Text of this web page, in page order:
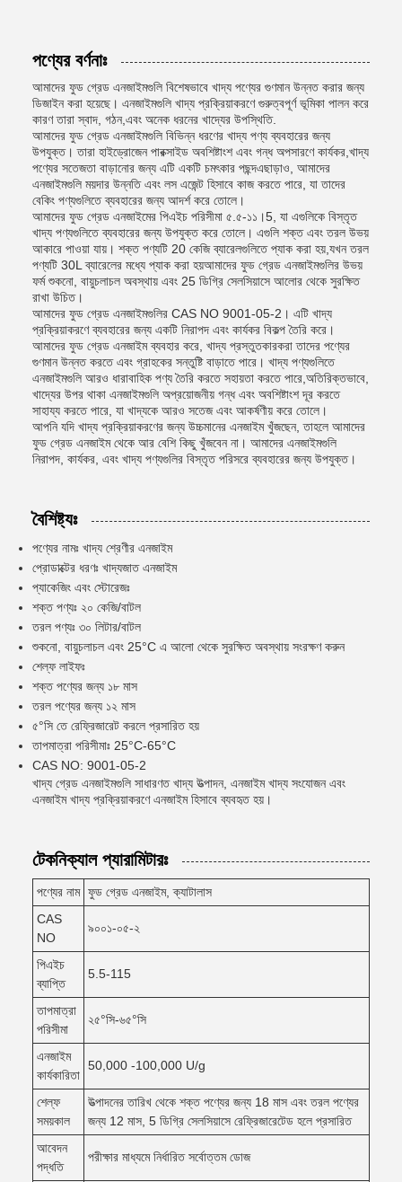
পণ্যের বর্ণনাঃ
আমাদের ফুড গ্রেড এনজাইমগুলি বিশেষভাবে খাদ্য পণ্যের গুণমান উন্নত করার জন্য
ডিজাইন করা হয়েছে। এনজাইমগুলি খাদ্য প্রক্রিয়াকরণে গুরুত্বপূর্ণ ভূমিকা পালন করে
কারণ তারা স্বাদ, গঠন,এবং অনেক ধরনের খাদ্যের উপস্থিতি.
আমাদের ফুড গ্রেড এনজাইমগুলি বিভিন্ন ধরণের খাদ্য পণ্য ব্যবহারের জন্য
উপযুক্ত। তারা হাইড্রোজেন পারক্সাইড অবশিষ্টাংশ এবং গন্ধ অপসারণে কার্যকর,খাদ্য
পণ্যের সতেজতা বাড়ানোর জন্য এটি একটি চমৎকার পছন্দএছাড়াও, আমাদের
এনজাইমগুলি ময়দার উন্নতি এবং লস এজেন্ট হিসাবে কাজ করতে পারে, যা তাদের
বেকিং পণ্যগুলিতে ব্যবহারের জন্য আদর্শ করে তোলে।
আমাদের ফুড গ্রেড এনজাইমের পিএইচ পরিসীমা ৫.৫-১১।5, যা এগুলিকে বিস্তৃত
খাদ্য পণ্যগুলিতে ব্যবহারের জন্য উপযুক্ত করে তোলে। এগুলি শক্ত এবং তরল উভয়
আকারে পাওয়া যায়। শক্ত পণ্যটি 20 কেজি ব্যারেলগুলিতে প্যাক করা হয়,যখন তরল
পণ্যটি 30L ব্যারেলের মধ্যে প্যাক করা হয়আমাদের ফুড গ্রেড এনজাইমগুলির উভয়
ফর্ম শুকনো, বায়ুচলাচল অবস্থায় এবং 25 ডিগ্রি সেলসিয়াসে আলোর থেকে সুরক্ষিত
রাখা উচিত।
আমাদের ফুড গ্রেড এনজাইমগুলির CAS NO 9001-05-2। এটি খাদ্য
প্রক্রিয়াকরণে ব্যবহারের জন্য একটি নিরাপদ এবং কার্যকর বিকল্প তৈরি করে।
আমাদের ফুড গ্রেড এনজাইম ব্যবহার করে, খাদ্য প্রস্তুতকারকরা তাদের পণ্যের
গুণমান উন্নত করতে এবং গ্রাহকের সন্তুষ্টি বাড়াতে পারে। খাদ্য পণ্যগুলিতে
এনজাইমগুলি আরও ধারাবাহিক পণ্য তৈরি করতে সহায়তা করতে পারে,অতিরিক্তভাবে,
খাদ্যের উপর থাকা এনজাইমগুলি অপ্রয়োজনীয় গন্ধ এবং অবশিষ্টাংশ দূর করতে
সাহায্য করতে পারে, যা খাদ্যকে আরও সতেজ এবং আকর্ষণীয় করে তোলে।
আপনি যদি খাদ্য প্রক্রিয়াকরণের জন্য উচ্চমানের এনজাইম খুঁজছেন, তাহলে আমাদের
ফুড গ্রেড এনজাইম থেকে আর বেশি কিছু খুঁজবেন না। আমাদের এনজাইমগুলি
নিরাপদ, কার্যকর, এবং খাদ্য পণ্যগুলির বিস্তৃত পরিসরে ব্যবহারের জন্য উপযুক্ত।
বৈশিষ্ট্যঃ
পণ্যের নামঃ খাদ্য শ্রেণীর এনজাইম
প্রোডাক্টের ধরণঃ খাদ্যজাত এনজাইম
প্যাকেজিং এবং স্টোরেজঃ
শক্ত পণ্যঃ ২০ কেজি/বাটল
তরল পণ্যঃ ৩০ লিটার/বাটল
শুকনো, বায়ুচলাচল এবং 25°C এ আলো থেকে সুরক্ষিত অবস্থায় সংরক্ষণ করুন
শেল্ফ লাইফঃ
শক্ত পণ্যের জন্য ১৮ মাস
তরল পণ্যের জন্য ১২ মাস
৫°সি তে রেফ্রিজারেট করলে প্রসারিত হয়
তাপমাত্রা পরিসীমাঃ 25°C-65°C
CAS NO: 9001-05-2
খাদ্য গ্রেড এনজাইমগুলি সাধারণত খাদ্য উত্পাদন, এনজাইম খাদ্য সংযোজন এবং
এনজাইম খাদ্য প্রক্রিয়াকরণে এনজাইম হিসাবে ব্যবহৃত হয়।
টেকনিক্যাল প্যারামিটারঃ
পণ্যের নাম ফুড গ্রেড এনজাইম, ক্যাটালাস
CAS
NO
৯০০১-০৫-২
পিএইচ
ব্যাপ্তি
5.5-115
তাপমাত্রা
পরিসীমা
২৫°সি-৬৫°সি
এনজাইম
কার্যকারিতা
50,000 -100,000 U/g
শেল্ফ
সময়কাল
উত্পাদনের তারিখ থেকে শক্ত পণ্যের জন্য 18 মাস এবং তরল পণ্যের
জন্য 12 মাস, 5 ডিগ্রি সেলসিয়াসে রেফ্রিজারেটেড হলে প্রসারিত
আবেদন
পদ্ধতি
পরীক্ষার মাধ্যমে নির্ধারিত সর্বোত্তম ডোজ